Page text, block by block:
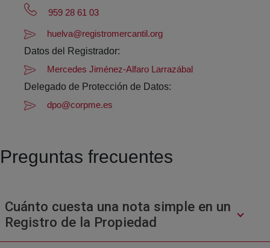
959 28 61 03
huelva@registromercantil.org
Datos del Registrador:
Mercedes Jiménez-Alfaro Larrazábal
Delegado de Protección de Datos:
dpo@corpme.es
Preguntas frecuentes
Cuánto cuesta una nota simple en un
Registro de la Propiedad